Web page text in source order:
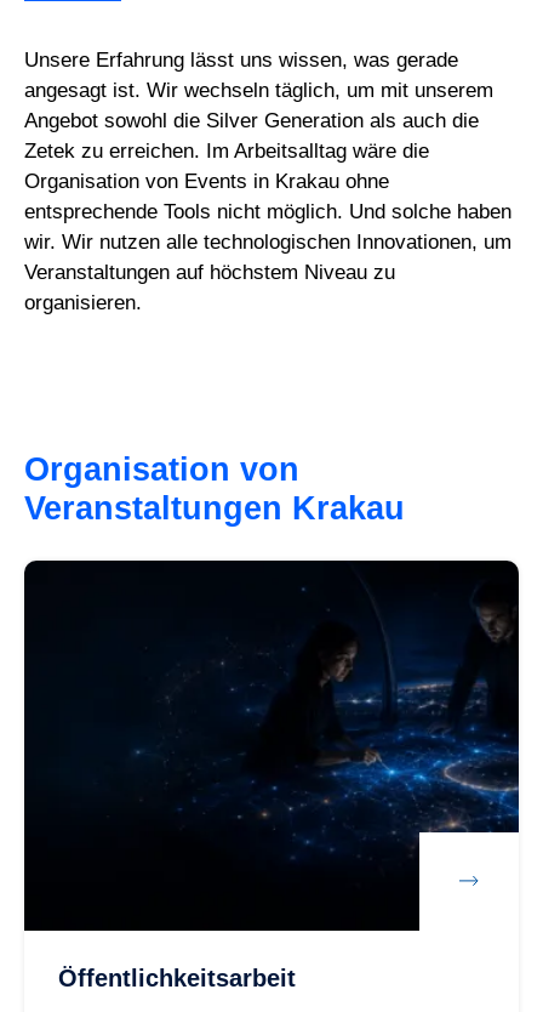
Unsere Erfahrung lässt uns wissen, was gerade
angesagt ist. Wir wechseln täglich, um mit unserem
Angebot sowohl die Silver Generation als auch die
Zetek zu erreichen. Im Arbeitsalltag wäre die
Organisation von Events in Krakau ohne
entsprechende Tools nicht möglich. Und solche haben
wir. Wir nutzen alle technologischen Innovationen, um
Veranstaltungen auf höchstem Niveau zu
organisieren.
Organisation von
Veranstaltungen Krakau
Öffentlichkeitsarbeit